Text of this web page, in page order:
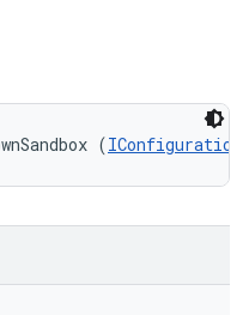
(IConfiguration